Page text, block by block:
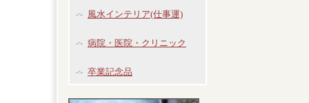
風水インテリア(仕事運)
病院・医院・クリニック
卒業記念品